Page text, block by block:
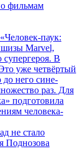
фильмам
паук:
Marvel,
В
уже четвёртый
него сине-
раз. Для
подготовила
человека-
не стало
Поднозова